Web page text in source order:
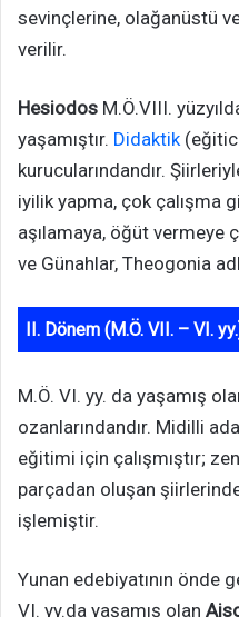
sevinçlerine, olağanüstü
verilir.
Hesiodos M.Ö.VIII.
yaşamıştır. Didaktik
kurucularındandır.
iyilik yapma, çok çalışma
aşılamaya, öğüt vermeye
ve Günahlar, Theogonia
II. Dönem (M.Ö. VII. – VI.
M.Ö. VI. yy. da yaşamış
ozanlarındandır. Midilli
eğitimi için çalışmıştır;
parçadan oluşan
işlemiştir.
Yunan edebiyatının önde
VI. yy.da yaşamış olan